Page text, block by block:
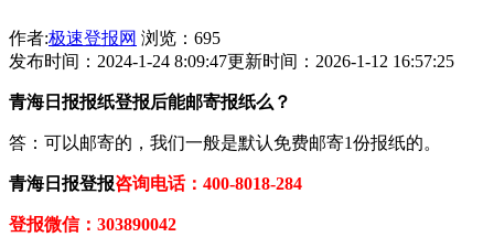
作者:极速登报网 浏览：695
发布时间：2024-1-24 8:09:47更新时间：2026-1-12 16:57:25
青海日报报纸登报后能邮寄报纸么？
答：可以邮寄的，我们一般是默认免费邮寄1份报纸的。
青海日报登报咨询电话：400-8018-284
登报微信：303890042